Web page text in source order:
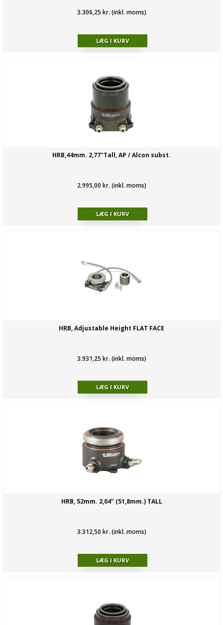
3.306,25 kr. (inkl. moms)
HRB,44mm. 2,77"Tall, AP / Alcon subst.
2.995,00 kr. (inkl. moms)
HRB, Adjustable Height FLAT FACE
3.931,25 kr. (inkl. moms)
HRB, 52mm. 2,04" (51,8mm.) TALL
3.312,50 kr. (inkl. moms)